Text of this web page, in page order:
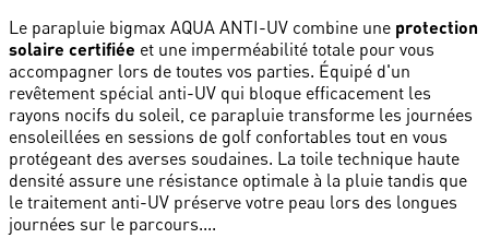
Le parapluie bigmax AQUA ANTI-UV combine une protection
solaire certifiée et une imperméabilité totale pour vous
accompagner lors de toutes vos parties. Équipé d'un
revêtement spécial anti-UV qui bloque efficacement les
rayons nocifs du soleil, ce parapluie transforme les journées
ensoleillées en sessions de golf confortables tout en vous
protégeant des averses soudaines. La toile technique haute
densité assure une résistance optimale à la pluie tandis que
le traitement anti-UV préserve votre peau lors des longues
journées sur le parcours....